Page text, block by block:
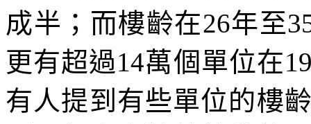
成半；而樓齡在26年至
更有超過14萬個單位在
有人提到有些單位的樓